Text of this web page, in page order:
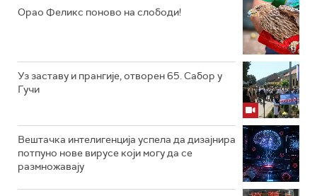
Орао Феликс поново на слободи!
Уз заставу и прангије, отворен 65. Сабор у
Гучи
Вештачка интелигенција успела да дизајнира
потпуно нове вирусе који могу да се
размножавају